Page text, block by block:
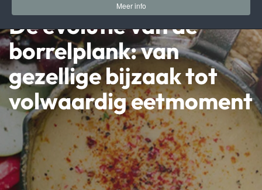
Meer info
De evolutie van de
borrelplank: van
gezellige bijzaak tot
volwaardig eetmoment